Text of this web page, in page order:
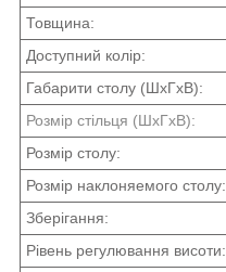
Товщина:
Доступний колір:
Габарити столу (ШхГхВ):
Розмір стільця (ШхГхВ):
Розмір столу:
Розмір наклоняемого столу:
Зберігання:
Рівень регулювання висоти: